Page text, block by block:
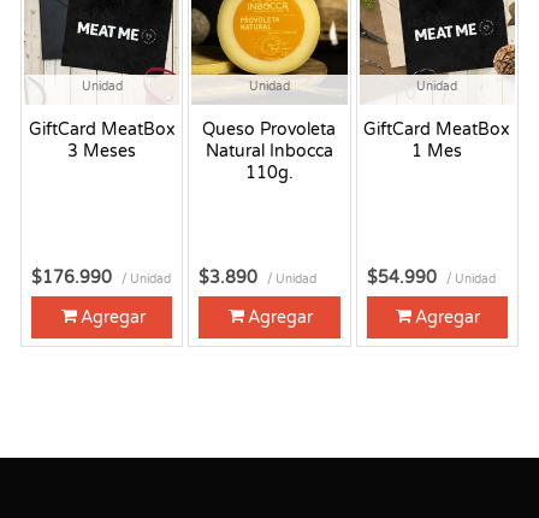
Unidad
GiftCard MeatBox
3 Meses
$176.990 / Unidad
Agregar
Unidad
Queso Provoleta
Natural Inbocca
110g.
$3.890 / Unidad
Agregar
Unidad
GiftCard MeatBox
1 Mes
$54.990 / Unidad
Agregar